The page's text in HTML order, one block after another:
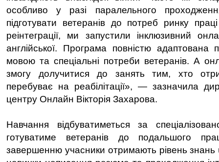
особливо у разі паралельного
підготувати ветеранів до потреб ринку
реінтеграції, ми запустили інклюзивний
англійської. Програма повністю адаптована
мовою та спеціальні потреби ветеранів. А
змогу долучитися до занять тим, хто
перебуває на реабілітації», — зазначила
центру Онлайн Вікторія Захарова.
Навчання відбуватиметься за
готуватиме ветеранів до подальшого
завершенню учасники отримають рівень